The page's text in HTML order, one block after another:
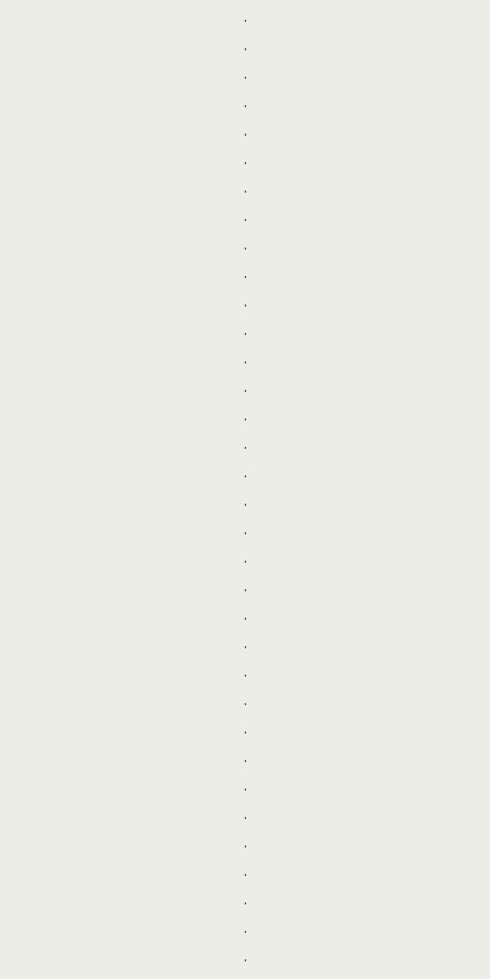
.
.
.
.
.
.
.
.
.
.
.
.
.
.
.
.
.
.
.
.
.
.
.
.
.
.
.
.
.
.
.
.
.
.